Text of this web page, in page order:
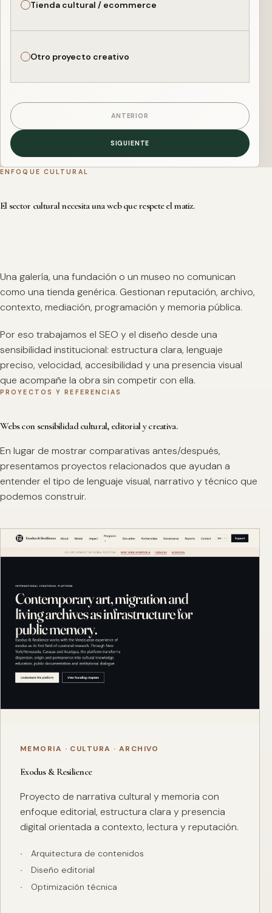
Tienda cultural / ecommerce
Otro proyecto creativo
ANTERIOR
SIGUIENTE
ENFOQUE CULTURAL
El sector cultural necesita una web que respete el matiz.
Una galería, una fundación o un museo no comunican
como una tienda genérica. Gestionan reputación, archivo,
contexto, mediación, programación y memoria pública.
Por eso trabajamos el SEO y el diseño desde una
sensibilidad institucional: estructura clara, lenguaje
preciso, velocidad, accesibilidad y una presencia visual
que acompañe la obra sin competir con ella.
PROYECTOS Y REFERENCIAS
Webs con sensibilidad cultural, editorial y creativa.
En lugar de mostrar comparativas antes/después,
presentamos proyectos relacionados que ayudan a
entender el tipo de lenguaje visual, narrativo y técnico que
podemos construir.
MEMORIA · CULTURA · ARCHIVO
Exodus & Resilience
Proyecto de narrativa cultural y memoria con
enfoque editorial, estructura clara y presencia
digital orientada a contexto, lectura y reputación.
Arquitectura de contenidos
Diseño editorial
Optimización técnica